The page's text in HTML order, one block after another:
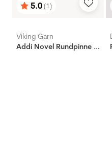
Betyg:
5.0(1)
utav 5 stjärnor
Viking Garn
Addi Novel Rundpinne - Messing